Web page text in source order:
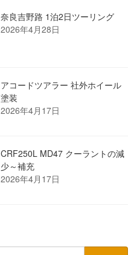
奈良吉野路 1泊2日ツーリング
2026年4月28日
アコードツアラー 社外ホイール
塗装
2026年4月17日
CRF250L MD47 クーラントの減
少～補充
2026年4月17日